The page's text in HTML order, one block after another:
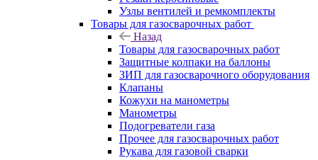
Узлы вентилей и ремкомплекты
Товары для газосварочных работ
Назад
Товары для газосварочных работ
Защитные колпаки на баллоны
ЗИП для газосварочного оборудования
Клапаны
Кожухи на манометры
Манометры
Подогреватели газа
Прочее для газосварочных работ
Рукава для газовой сварки